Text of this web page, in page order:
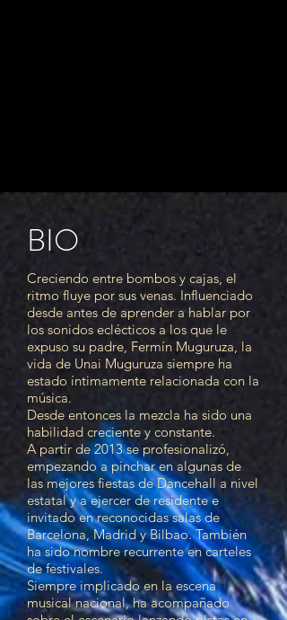
BIO
Creciendo entre bombos y cajas, el
ritmo fluye por sus venas. Influenciado
desde antes de aprender a hablar por
los sonidos eclécticos a los que le
expuso su padre, Fermín Muguruza, la
vida de Unai Muguruza siempre ha
estado íntimamente relacionada con la
música.
Desde entonces la mezcla ha sido una
habilidad creciente y constante.
A partir de 2013 se profesionalizó,
empezando a pinchar en algunas de
las mejores fiestas de Dancehall a nivel
estatal y a ejercer de residente e
invitado en reconocidas salas de
Barcelona, Madrid y Bilbao. También
ha sido nombre recurrente en carteles
de festivales.
Siempre implicado en la escena
musical nacional, ha acompañado